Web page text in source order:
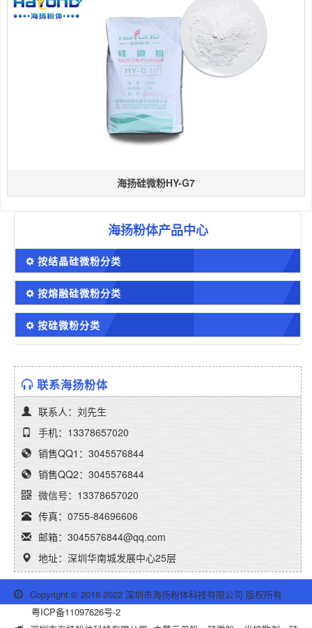
海扬硅微粉HY-G7
海扬粉体产品中心
按结晶硅微粉分类
按熔融硅微粉分类
按硅微粉分类
联系海扬粉体
联系人：刘先生
手机：13378657020
销售QQ1：3045576844
销售QQ2：3045576844
微信号：13378657020
传真：0755-84696606
邮箱：3045576844@qq.com
地址：深圳华南城发展中心25层
Copyright © 2018-2022 深圳市海扬粉体科技有限公司 版权所有
粤ICP备11097626号-2